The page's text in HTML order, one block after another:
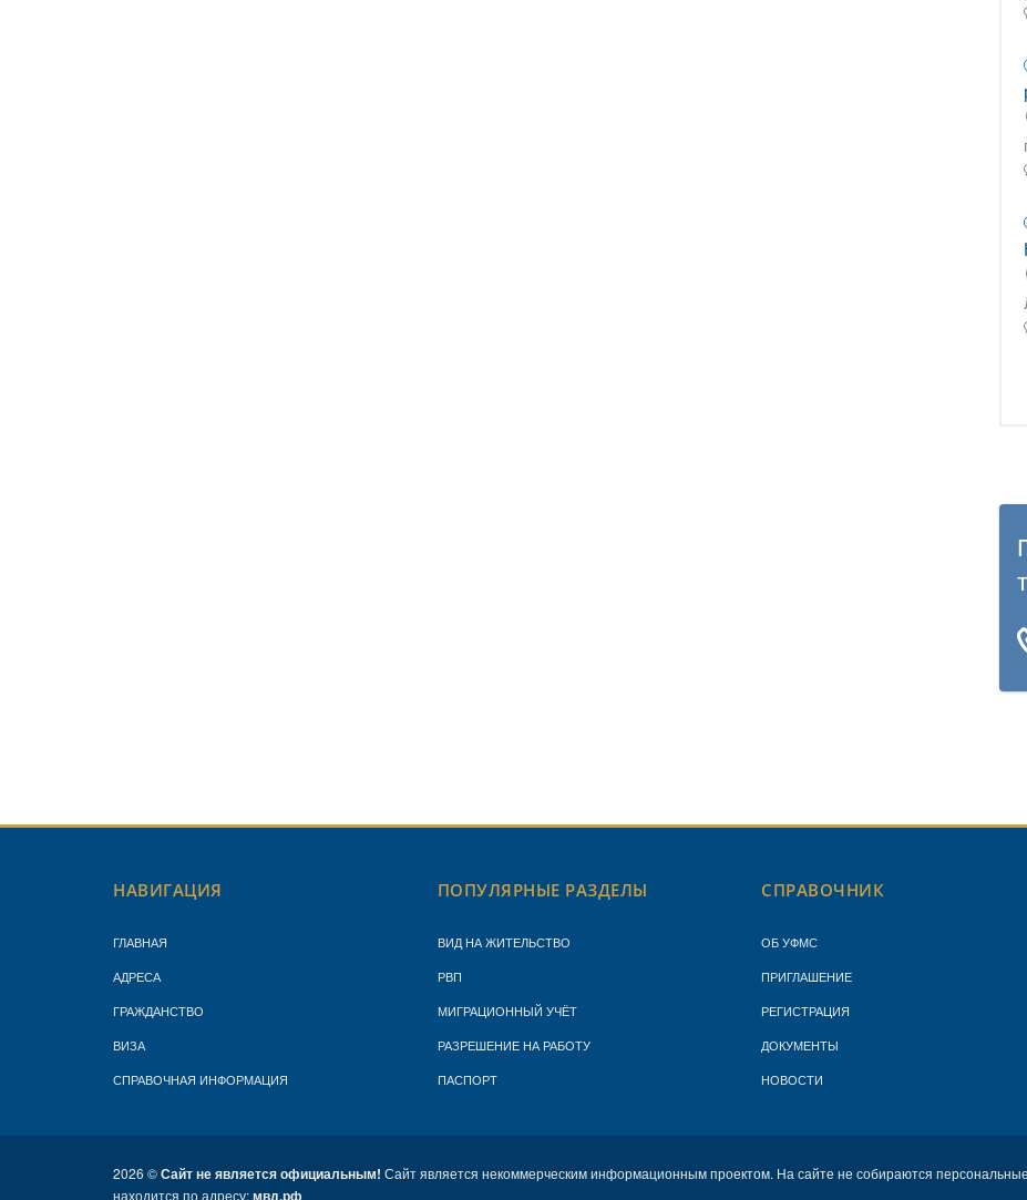
НАВИГАЦИЯ
ГЛАВНАЯ
АДРЕСА
ГРАЖДАНСТВО
ВИЗА
СПРАВОЧНАЯ ИНФОРМАЦИЯ
ПОПУЛЯРНЫЕ РАЗДЕЛЫ
ВИД НА ЖИТЕЛЬСТВО
РВП
МИГРАЦИОННЫЙ УЧЁТ
РАЗРЕШЕНИЕ НА РАБОТУ
ПАСПОРТ
СПРАВОЧНИК
ОБ УФМС
ПРИГЛАШЕНИЕ
РЕГИСТРАЦИЯ
ДОКУМЕНТЫ
НОВОСТИ
2026 ©Сайт не является официальным! Сайт является некоммерческим информационным проектом. На сайте не собираются
находится по адресу:мвд.рф